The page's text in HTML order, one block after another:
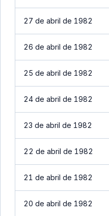
27 de abril de 1982
26 de abril de 1982
25 de abril de 1982
24 de abril de 1982
23 de abril de 1982
22 de abril de 1982
21 de abril de 1982
20 de abril de 1982